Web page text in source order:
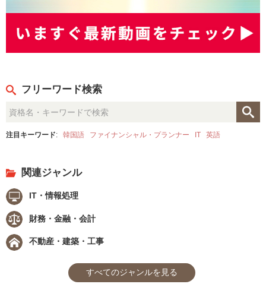
フリーワード検索
注目キーワード: 韓国語 ファイナンシャル・プランナー IT 英語
関連ジャンル
IT・情報処理
財務・金融・会計
不動産・建築・工事
すべてのジャンルを見る